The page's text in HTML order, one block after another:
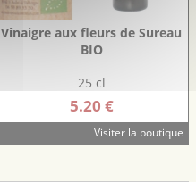
Vinaigre aux fleurs de Sureau
BIO
25 cl
5.20 €
Visiter la boutique